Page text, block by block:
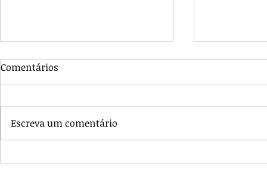
Comentários
Escreva um comentário